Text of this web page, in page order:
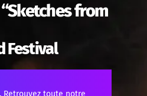
from
Festival
Retrouvez toute notre